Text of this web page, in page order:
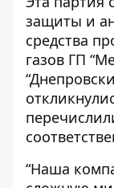
защиты и
средства
газов ГП
“Наша